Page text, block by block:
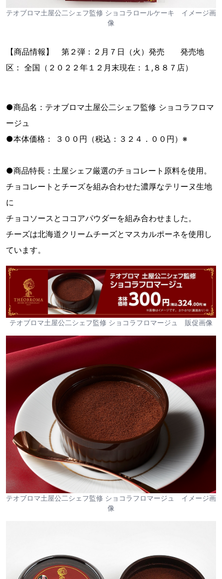
テオブロマ土屋公二シェフ監修 ショコラロールケーキ イメージ画
像
【商品情報】 第２弾：２月７日（火）発売 発売地
区： 全国（２０２２年１２月末現在：１,８８７店）
●商品名：テオブロマ土屋公二シェフ監修 ショコラフロマ
ージュ
●本体価格： ３００円（税込：３２４．００円）※
●商品特長：土屋シェフ厳選のチョコレート原料を使用。
チョコレートとチーズを組み合わせた濃厚なテリーヌ生地
に
チョコソースとココアパウダーを組み合わせました。
チーズは北海道クリームチーズとマスカルポーネを使用し
ています。
テオブロマ土屋公二シェフ監修 ショコラフロマージュ 販促画像
テオブロマ土屋公二シェフ監修 ショコラフロマージュ イメージ画
像